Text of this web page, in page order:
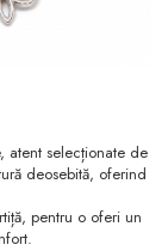
selecționate de
deosebită, oferind
pentru o oferi un